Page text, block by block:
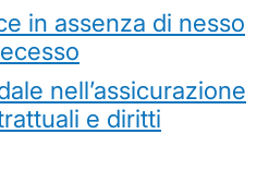
in assenza di nesso
nell’assicurazione
e diritti